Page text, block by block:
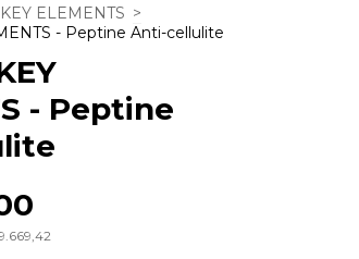
KEY ELEMENTS >
- Peptine Anti-cellulite
- Peptine